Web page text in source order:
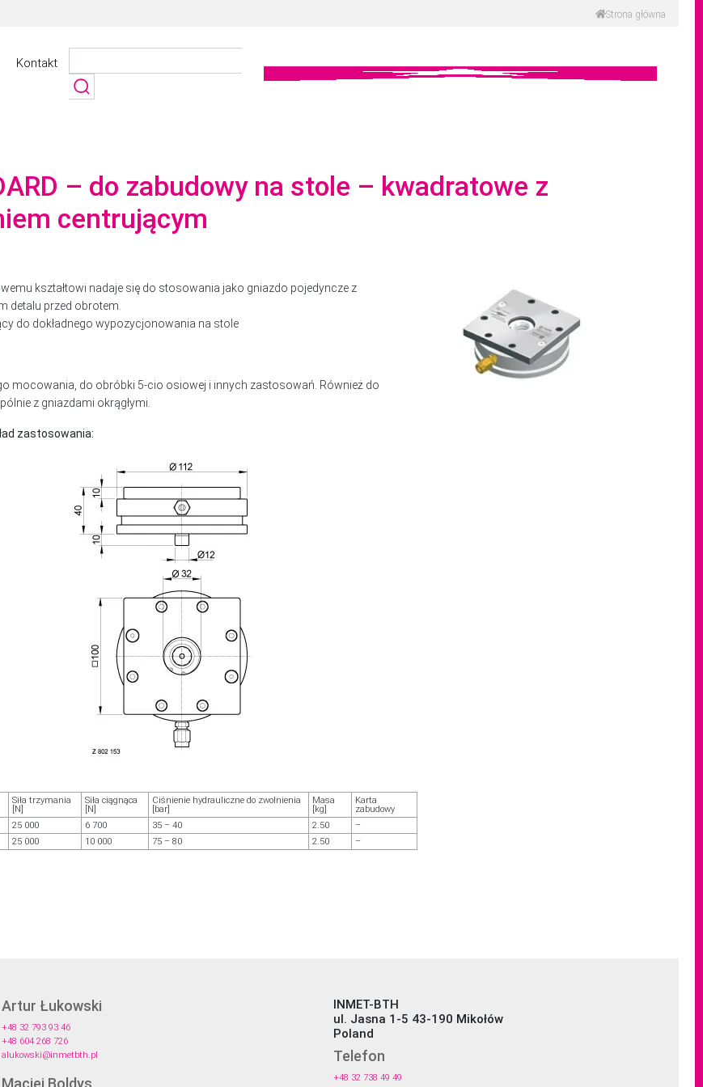
Strona główna
Kontakt
– do zabudowy na stole – kwadratowe z
centrującym
kształtowi nadaje się do stosowania jako gniazdo pojedyncze z
detalu przed obrotem.
do dokładnego wypozycjonowania na stole
mocowania, do obróbki 5-cio osiowej i innych zastosowań. Również do
z gniazdami okrągłymi.
zastosowania:
Siła trzymania
[N]
Siła ciągnąca
[N]
Ciśnienie hydrauliczne do zwolnienia
[bar]
Masa
[kg]
Karta
zabudowy
25 000 6 700 35 – 40 2.50
–
25 000 10 000 75 – 80 2.50 –
Artur Łukowski
+48 32 793 93 46
+48 604 268 726
alukowski@inmetbth.pl
Maciej Boldys
INMET-BTH
ul. Jasna 1-5 43-190 Mikołów
Poland
Telefon
+48 32 738 49 49